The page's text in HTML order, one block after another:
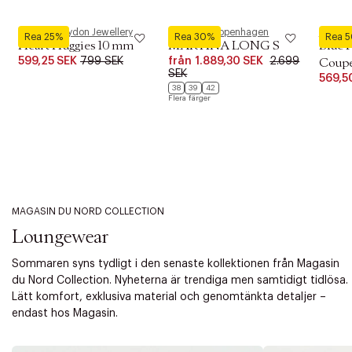
Rea 25%
Pernille Corydon Jewellery
Heart Huggies 10 mm
599,25 SEK 799 SEK
Rea 30%
Phenumb Copenhagen
MARTINA LONG S
från 1.889,30 SEK 2.699
SEK
38 39
42
Flera färger
Rea
Royal
Blue
MAGASIN DU NORD COLLECTION
Loungewear
Sommaren syns tydligt i den senaste kollektionen från Magasin
du Nord Collection. Nyheterna är trendiga men samtidigt tidlösa.
Lätt komfort, exklusiva material och genomtänkta detaljer –
endast hos Magasin.